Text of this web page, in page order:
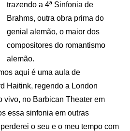
trazendo a 4ª Sinfonia de
Brahms, outra obra prima do
genial alemão, o maior dos
compositores do romantismo
alemão.
aqui é uma aula de
Haitink, regendo a London
vivo, no Barbican Theater em
essa sinfonia em outras
o seu e o meu tempo com